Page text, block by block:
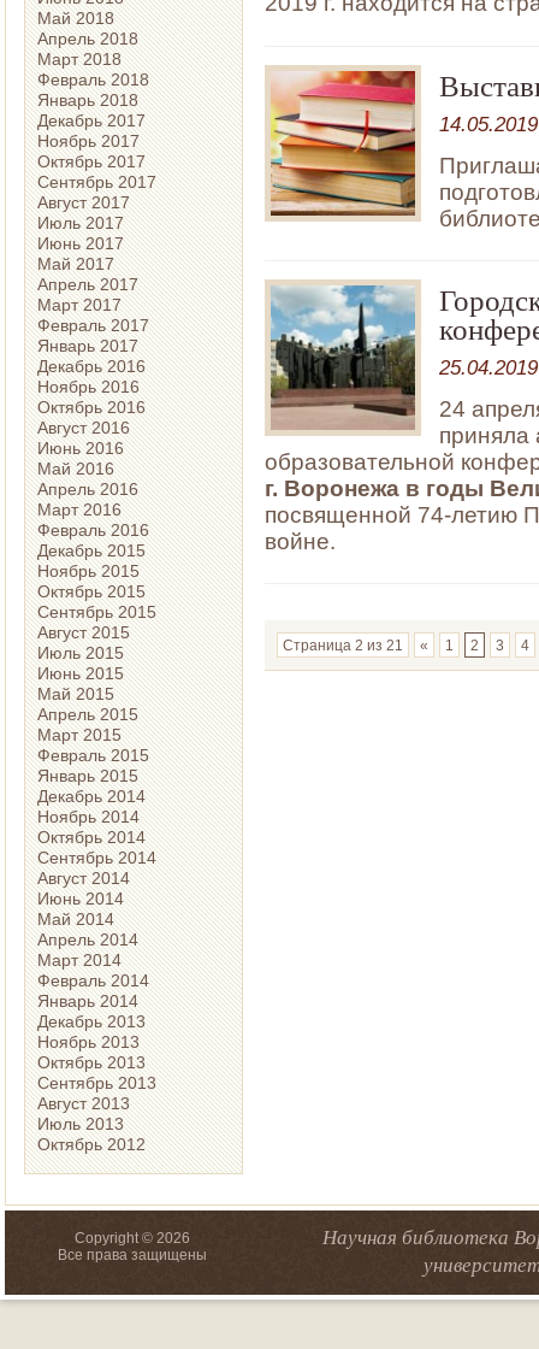
Май 2018
Апрель 2018
Март 2018
Февраль 2018
Январь 2018
Декабрь 2017
Ноябрь 2017
Октябрь 2017
Сентябрь 2017
Август 2017
Июль 2017
Июнь 2017
Май 2017
Апрель 2017
Март 2017
Февраль 2017
Январь 2017
Декабрь 2016
Ноябрь 2016
Октябрь 2016
Август 2016
Июнь 2016
Май 2016
Апрель 2016
Март 2016
Февраль 2016
Декабрь 2015
Ноябрь 2015
Октябрь 2015
Сентябрь 2015
Август 2015
Июль 2015
Июнь 2015
Май 2015
Апрель 2015
Март 2015
Февраль 2015
Январь 2015
Декабрь 2014
Ноябрь 2014
Октябрь 2014
Сентябрь 2014
Август 2014
Июнь 2014
Май 2014
Апрель 2014
Март 2014
Февраль 2014
Январь 2014
Декабрь 2013
Ноябрь 2013
Октябрь 2013
Сентябрь 2013
Август 2013
Июль 2013
Октябрь 2012
14.05.2019
25.04.2019
24
приняла
образовательной
г. Воронежа в годы
посвященной 74-летию
войне.
Страница 2 из 21 « 1 2 3 4
Copyright © 2026
Все права защищены
Научная библиотека